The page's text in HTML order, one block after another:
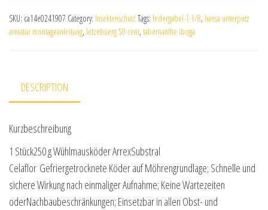
SKU: ca14e0241907 Category: Insektenschutz Tags: federgabel 1 1/8, hansa unterputz
armatur montageanleitung, letzebuerg 50 cent, tabernanthe iboga
DESCRIPTION
Kurzbeschreibung
1 Stück250 g Wühlmausköder ArrexSubstral
Celaflor Gefriergetrocknete Köder auf Möhrengrundlage; Schnelle und
sichere Wirkung nach einmaliger Aufnahme; Keine Wartezeiten
oderNachbaubeschränkungen; Einsetzbar in allen Obst- und